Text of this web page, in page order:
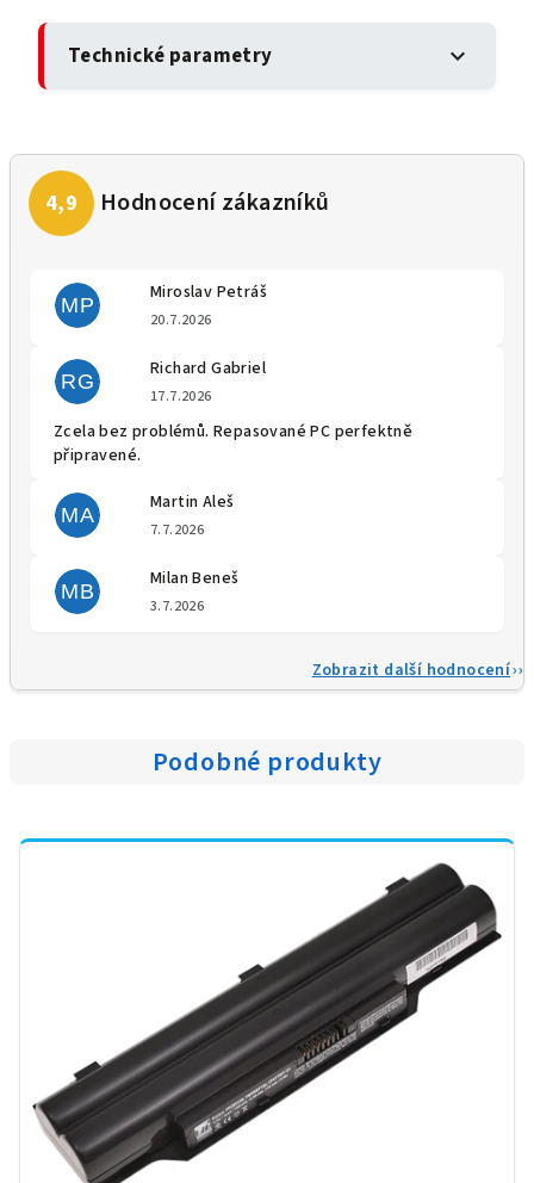
Technické parametry expand_more
MP
Miroslav Petráš
20.7.2026
RG
Richard Gabriel
17.7.2026
Zcela bez problémů. Repasované PC perfektně
připravené.
MA
Martin Aleš
7.7.2026
MB
Milan Beneš
3.7.2026
Zobrazit další hodnocení
Podobné produkty